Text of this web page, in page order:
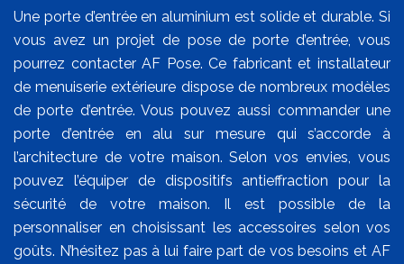
Une porte d’entrée en aluminium est solide et durable. Si
vous avez un projet de pose de porte d’entrée, vous
pourrez contacter AF Pose. Ce fabricant et installateur
de menuiserie extérieure dispose de nombreux modèles
de porte d’entrée. Vous pouvez aussi commander une
porte d’entrée en alu sur mesure qui s’accorde à
l’architecture de votre maison. Selon vos envies, vous
pouvez l’équiper de dispositifs antieffraction pour la
sécurité de votre maison. Il est possible de la
personnaliser en choisissant les accessoires selon vos
goûts. N’hésitez pas à lui faire part de vos besoins et AF